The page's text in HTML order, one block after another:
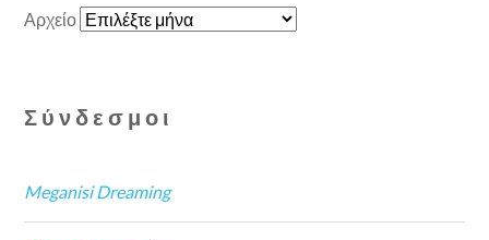
Αρχείο
Σύνδεσμοι
Meganisi Dreaming